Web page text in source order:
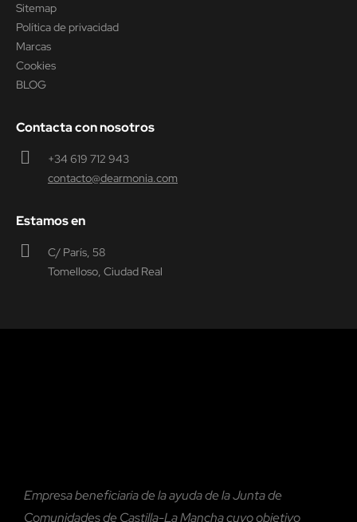
Sitemap
Política de privacidad
Marcas
Cookies
BLOG
Contacta con nosotros
+34 619 712 943
contacto@dearmonia.com
Estamos en
C/ París, 58
Tomelloso, Ciudad Real
Empresa beneficiaria de la ayuda de la Junta de
Comunidades de Castilla-La Mancha cuyo objetivo